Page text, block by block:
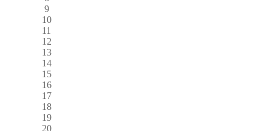
9
10
11
12
13
14
15
16
17
18
19
20